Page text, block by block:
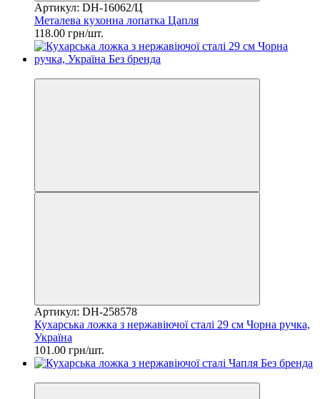
Артикул: DH-16062/Ц
Металева кухонна лопатка Цапля
118.00 грн/шт.
Артикул: DH-258578
Кухарська ложка з нержавіючої сталі 29 см Чорна ручка,
Україна
101.00 грн/шт.